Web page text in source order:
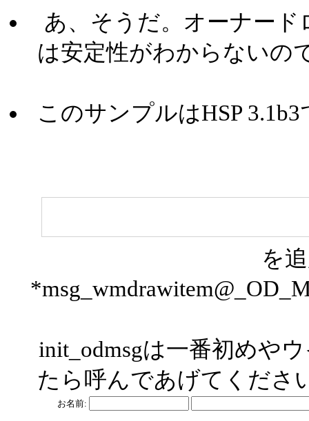
あ、そうだ。オーナー
は安定性がわからないの
このサンプルはHSP
を
init_odmsgは一番初めや
たら呼んであげてくださ
お名前: